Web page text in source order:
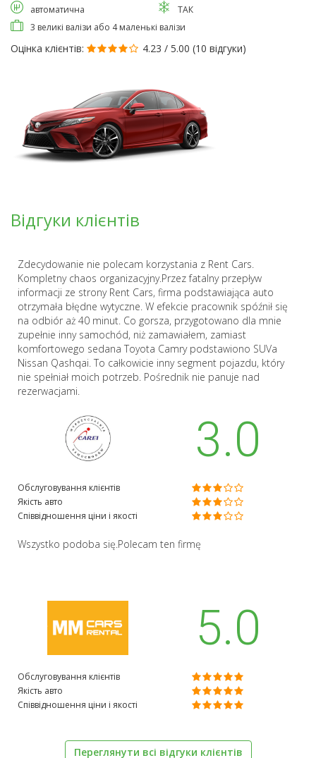
автоматична
ТАК
3 великі валізи або 4 маленькі валізи
Оцінка клієнтів: 4.23 / 5.00 (10 відгуки)
Відгуки клієнтів
Zdecydowanie nie polecam korzystania z Rent Cars.
Kompletny chaos organizacyjny.Przez fatalny przepływ
informacji ze strony Rent Cars, firma podstawiająca auto
otrzymała błędne wytyczne. W efekcie pracownik spóźnił się
na odbiór aż 40 minut. Co gorsza, przygotowano dla mnie
zupełnie inny samochód, niż zamawiałem, zamiast
komfortowego sedana Toyota Camry podstawiono SUVa
Nissan Qashqai. To całkowicie inny segment pojazdu, który
nie spełniał moich potrzeb. Pośrednik nie panuje nad
rezerwacjami.
3.0
Обслуговування клієнтів
Якість авто
Співвідношення ціни і якості
Wszystko podoba się.Polecam ten firmę
5.0
Обслуговування клієнтів
Якість авто
Співвідношення ціни і якості
Переглянути всі відгуки клієнтів